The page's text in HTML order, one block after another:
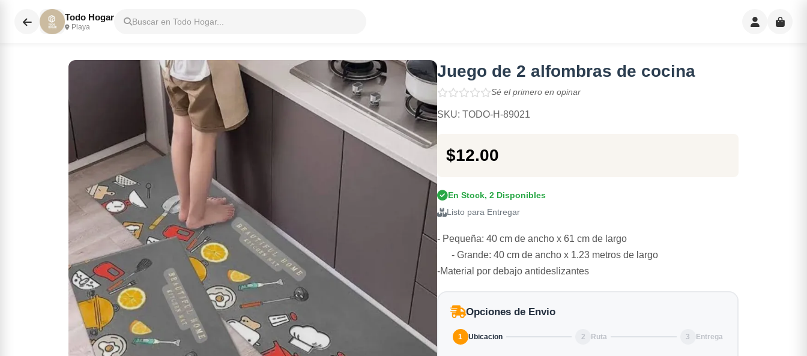
Todo Hogar
Playa
Buscar en Todo Hogar...
Juego de 2 alfombras de cocina
Sé el primero en opinar
SKU: TODO-H-89021
$12.00
En Stock, 2 Disponibles
Listo para Entregar
- Pequeña: 40 cm de ancho x 61 cm de largo
- Grande: 40 cm de ancho x 1.23 metros de largo
-Material por debajo antideslizantes
Opciones de Envio
1 Ubicacion 2 Ruta 3 Entrega